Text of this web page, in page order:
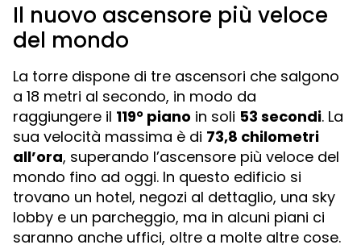
Il nuovo ascensore più veloce
del mondo
La torre dispone di tre ascensori che salgono
a 18 metri al secondo, in modo da
raggiungere il 119° piano in soli 53 secondi. La
sua velocità massima è di 73,8 chilometri
all’ora, superando l’ascensore più veloce del
mondo fino ad oggi. In questo edificio si
trovano un hotel, negozi al dettaglio, una sky
lobby e un parcheggio, ma in alcuni piani ci
saranno anche uffici, oltre a molte altre cose.